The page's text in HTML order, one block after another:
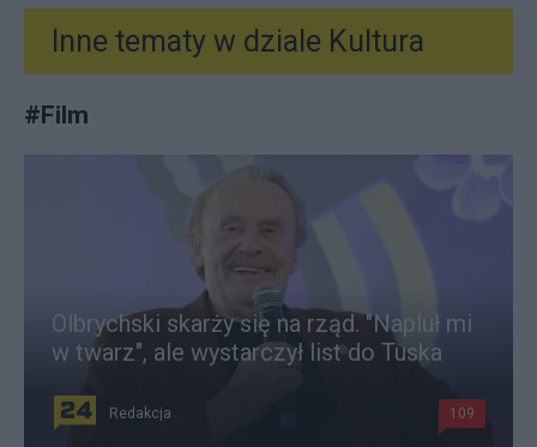
Inne tematy w dziale Kultura
#Film
Olbrychski skarży się na rząd. "Napluł mi
w twarz", ale wystarczył list do Tuska
Redakcja 109